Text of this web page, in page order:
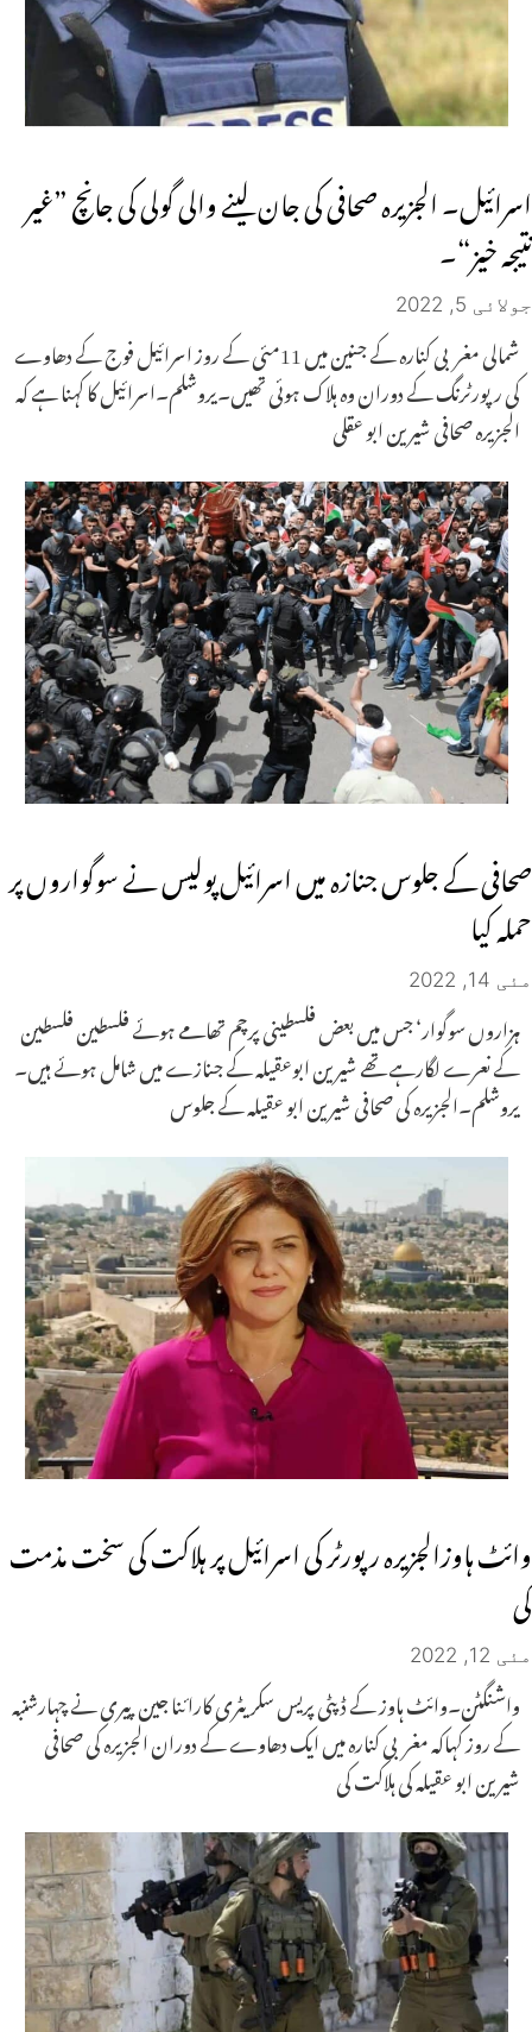
اسرائیل۔ الجزیرہ صحافی کی جان لینے والی گولی کی جانچ ”غیر
نتیجہ خیز“۔
جولائی 5, 2022
شمالی مغربی کنارہ کے جنین میں 11مئی کے روز اسرائیل فوج کے دھاوے
کی رپورٹرنگ کے دوران وہ ہلاک ہوئی تھیں۔یروشلم۔اسرائیل کا کہنا ہے کہ
الجزیرہ صحافی شیرین ابو عقلی
صحافی کے جلوس جنازہ میں اسرائیل پولیس نے سوگواروں پر
حملہ کیا
مئی 14, 2022
ہزاروں سوگوار‘ جس میں بعض فلسطینی پرچم تھامے ہوئے فلسطین فلسطین
کے نعرے لگارہے تھے شیرین ابوعقیلہ کے جنازے میں شامل ہوئے ہیں۔
یروشلم۔الجزیرہ کی صحافی شیرین ابو عقیلہ کے جلوس
وائٹ ہاوزالجزیرہ رپورٹر کی اسرائیل پر ہلاکت کی سخت مذمت
کی
مئی 12, 2022
واشنگٹن۔وائٹ ہاوز کے ڈپٹی پریس سکریٹری کارائنا جین پیری نے چہارشنبہ
کے روز کہاکہ مغربی کنارہ میں ایک دھاوے کے دوران الجزیرہ کی صحافی
شیرین ابو عقیلہ کی ہلاکت کی